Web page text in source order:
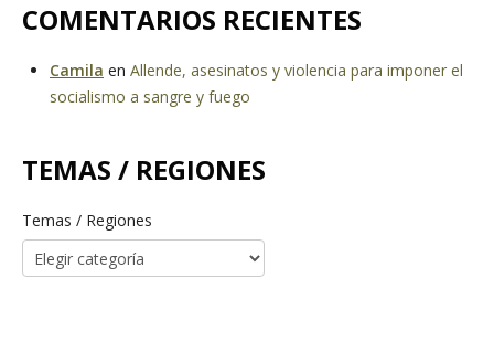
COMENTARIOS RECIENTES
Camila en Allende, asesinatos y violencia para imponer el
socialismo a sangre y fuego
TEMAS / REGIONES
Temas / Regiones